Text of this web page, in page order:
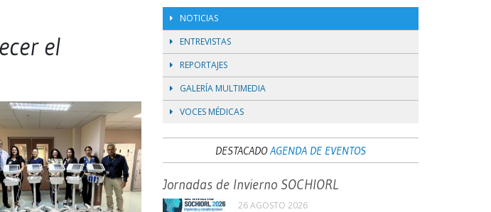
el
NOTICIAS
ENTREVISTAS
REPORTAJES
GALERÍA MULTIMEDIA
VOCES MÉDICAS
DESTACADOAGENDA DE EVENTOS
Jornadas de Invierno SOCHIORL
26 AGOSTO 2026